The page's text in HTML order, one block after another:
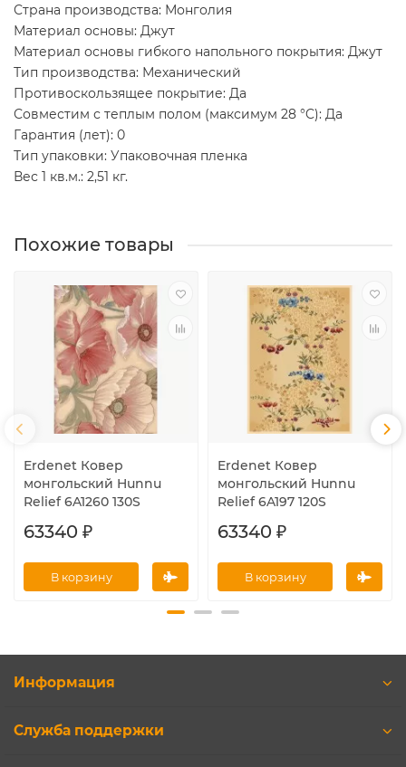
Страна производства: Монголия
Материал основы: Джут
Материал основы гибкого напольного покрытия: Джут
Тип производства: Механический
Противоскользящее покрытие: Да
Совместим с теплым полом (максимум 28 °C): Да
Гарантия (лет): 0
Тип упаковки: Упаковочная пленка
Вес 1 кв.м.: 2,51 кг.
Похожие товары
Erdenet Ковер
монгольский Hunnu
Relief 6A1260 130S
63340 ₽
В корзину
Erdenet Ковер
монгольский Hunnu
Relief 6A197 120S
63340 ₽
В корзину
Информация
Служба поддержки